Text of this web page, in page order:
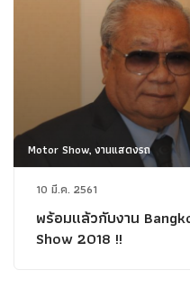
Motor Show, งานแสดงรถ
10 มี.ค. 2561
พร้อมแล้วกับงาน
Show 2018 !!